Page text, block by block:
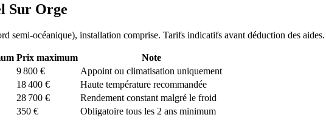
Sur Orge
semi-océanique), installation comprise. Tarifs indicatifs avant déduction des aides.
Prix maximum
Note
9 800 €
Appoint ou climatisation uniquement
18 400 €
Haute température recommandée
28 700 €
Rendement constant malgré le froid
350 € Obligatoire tous les 2 ans minimum